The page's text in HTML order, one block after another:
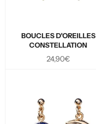
BOUCLES D'OREILLES
CONSTELLATION
Prix
24,90€